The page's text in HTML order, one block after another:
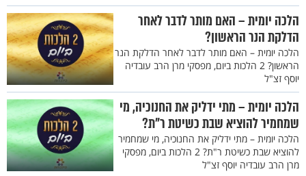
הלכה יומית – האם מותר לדבר לאחר
הדלקת הנר הראשון?
הלכה יומית – האם מותר לדבר לאחר הדלקת הנר
הראשון? 2 הלכות ביום, מפסקי מרן הרב עובדיה
יוסף זצ"ל
הלכה יומית – מתי ידליק את החנוכיה, מי
שמחמיר להוציא שבת כשיטת ר"ת?
הלכה יומית – מתי ידליק את החנוכיה, מי שמחמיר
להוציא שבת כשיטת ר"ת? 2 הלכות ביום, מפסקי
מרן הרב עובדיה יוסף זצ"ל